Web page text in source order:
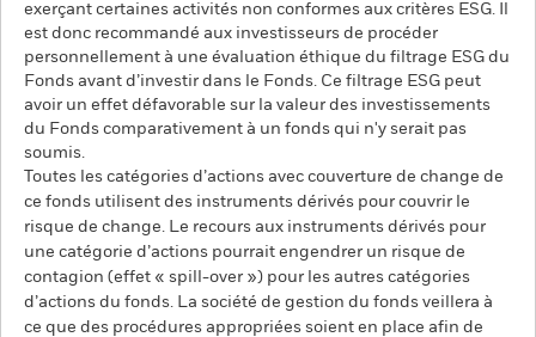
exerçant certaines activités non conformes aux critères ESG. Il
est donc recommandé aux investisseurs de procéder
personnellement à une évaluation éthique du filtrage ESG du
Fonds avant d’investir dans le Fonds. Ce filtrage ESG peut
avoir un effet défavorable sur la valeur des investissements
du Fonds comparativement à un fonds qui n'y serait pas
soumis.
Toutes les catégories d’actions avec couverture de change de
ce fonds utilisent des instruments dérivés pour couvrir le
risque de change. Le recours aux instruments dérivés pour
une catégorie d’actions pourrait engendrer un risque de
contagion (effet « spill-over ») pour les autres catégories
d’actions du fonds. La société de gestion du fonds veillera à
ce que des procédures appropriées soient en place afin de